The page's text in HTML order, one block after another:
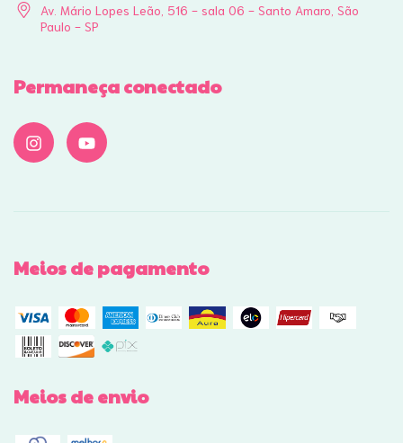
Av. Mário Lopes Leão, 516 - sala 06 - Santo Amaro, São
Paulo - SP
Permaneça conectado
Meios de pagamento
Meios de envio